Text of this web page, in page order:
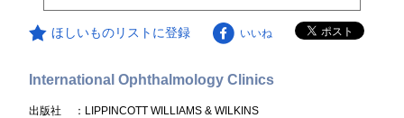
ほしいものリストに登録 いいね
International Ophthalmology Clinics
出版社
：LIPPINCOTT WILLIAMS & WILKINS